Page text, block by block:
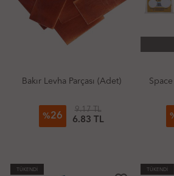
Bakır Levha Parçası (Adet)
%26
9.17 TL
6.83 TL
TÜKENDİ TÜKENDİ